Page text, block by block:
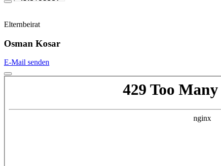
Elternbeirat
Osman Kosar
E-Mail senden